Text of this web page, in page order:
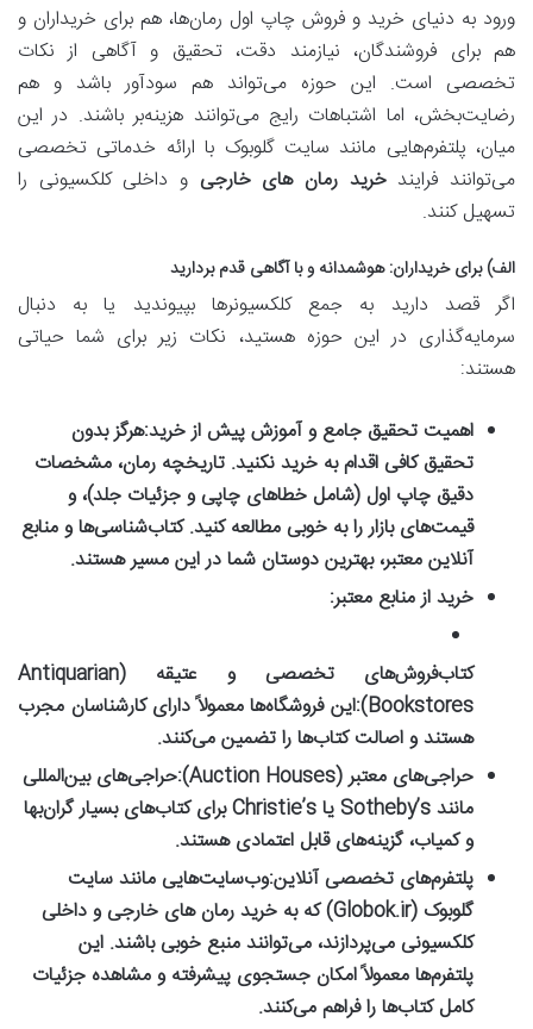
ورود به دنیای خرید و فروش چاپ اول رمان‌ها، هم برای خریداران و
هم برای فروشندگان، نیازمند دقت، تحقیق و آگاهی از نکات
تخصصی است. این حوزه می‌تواند هم سودآور باشد و هم
رضایت‌بخش، اما اشتباهات رایج می‌توانند هزینه‌بر باشند. در این
میان، پلتفرم‌هایی مانند سایت گلوبوک با ارائه خدماتی تخصصی
می‌توانند فرایندخرید رمان های خارجی و داخلی کلکسیونی را
تسهیل کنند.
الف) برای خریداران: هوشمدانه و با آگاهی قدم بردارید
اگر قصد دارید به جمع کلکسیونرها بپیوندید یا به دنبال
سرمایه‌گذاری در این حوزه هستید، نکات زیر برای شما حیاتی
هستند:
اهمیت تحقیق جامع و آموزش پیش از خرید:هرگز بدون
تحقیق کافی اقدام به خرید نکنید. تاریخچه رمان، مشخصات
دقیق چاپ اول (شامل خطاهای چاپی و جزئیات جلد)، و
قیمت‌های بازار را به خوبی مطالعه کنید. کتاب‌شناسی‌ها و منابع
آنلاین معتبر، بهترین دوستان شما در این مسیر هستند.
خرید از منابع معتبر:
کتاب‌فروش‌های تخصصی و عتیقه (Antiquarian
Bookstores): این فروشگاه‌ها معمولاً دارای کارشناسان مجرب
هستند و اصالت کتاب‌ها را تضمین می‌کنند.
حراجی‌های معتبر (Auction Houses):
حراجی‌های بین‌المللی
مانند Sotheby’s یا Christie’s برای کتاب‌های بسیار گران‌بها
و کمیاب، گزینه‌های قابل اعتمادی هستند.
پلتفرم‌های تخصصی آنلاین:وب‌سایت‌هایی مانند سایت
گلوبوک (Globok.ir) که به
خرید رمان های خارجیو داخلی
کلکسیونی می‌پردازند، می‌توانند منبع خوبی باشند. این
پلتفرم‌ها معمولاً امکان جستجوی پیشرفته و مشاهده جزئیات
کامل کتاب‌ها را فراهم می‌کنند.